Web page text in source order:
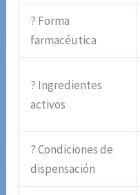
? Forma
farmacéutica
? Ingredientes
activos
? Condiciones de
dispensación